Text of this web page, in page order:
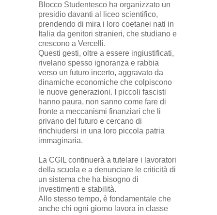
Blocco Studentesco ha organizzato un
presidio davanti al liceo scientifico,
prendendo di mira i loro coetanei nati in
Italia da genitori stranieri, che studiano e
crescono a Vercelli.
Questi gesti, oltre a essere ingiustificati,
rivelano spesso ignoranza e rabbia
verso un futuro incerto, aggravato da
dinamiche economiche che colpiscono
le nuove generazioni. I piccoli fascisti
hanno paura, non sanno come fare di
fronte a meccanismi finanziari che li
privano del futuro e cercano di
rinchiudersi in una loro piccola patria
immaginaria.
La CGIL continuerà a tutelare i lavoratori
della scuola e a denunciare le criticità di
un sistema che ha bisogno di
investimenti e stabilità.
Allo stesso tempo, è fondamentale che
anche chi ogni giorno lavora in classe